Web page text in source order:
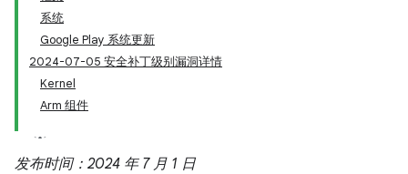
系统
Google Play 系统更新
2024-07-05 安全补丁级别漏洞详情
Kernel
Arm 组件
发布时间：2024 年 7 月 1 日